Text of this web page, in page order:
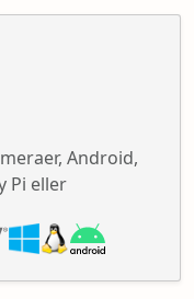
Android,
Pi eller